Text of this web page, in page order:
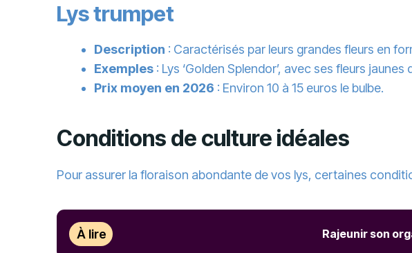
Lys trumpet
Description : Caractérisés par leurs grandes fleurs en
Exemples : Lys ‘Golden Splendor’, avec ses fleurs jaunes
Prix moyen en 2026 : Environ 10 à 15 euros le bulbe.
Conditions de culture idéales
Pour assurer la floraison abondante de vos lys, certaines
À lire Rajeunir son